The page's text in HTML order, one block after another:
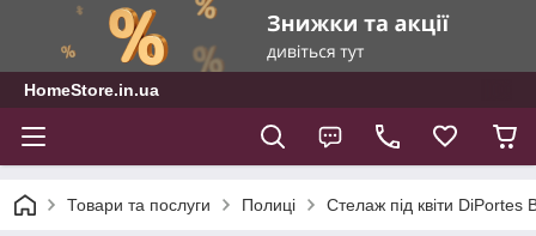
HomeStore.in.ua
Товари та послуги Полиці Стелаж під квіти